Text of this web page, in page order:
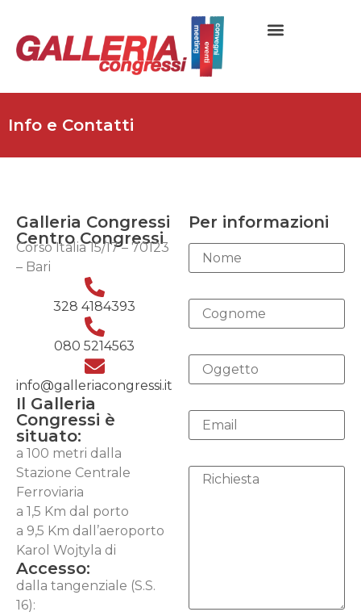
Info e Contatti
Galleria Congressi
Centro Congressi
Corso Italia 15/17 – 70123
– Bari
328 4184393
080 5214563
info@galleriacongressi.it
Il Galleria
Congressi è
situato:
a 100 metri dalla
Stazione Centrale
Ferroviaria
a 1,5 Km dal porto
a 9,5 Km dall’aeroporto
Karol Wojtyla di
Accesso:
dalla tangenziale (S.S.
16):
Per informazioni